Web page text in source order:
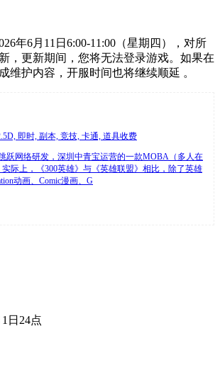
年6月11日6:00-11:00（星期四），对所
，更新期间，您将无法登录游戏。如果在
维护内容，开服时间也将继续顺延 。
即时, 副本, 竞技, 卡通, 道具收费
跃网络研发，深圳中青宝运营的一款MOBA（多人在
际上，《300英雄》与《英雄联盟》相比，除了英雄
动画、Comic漫画、G
日24点